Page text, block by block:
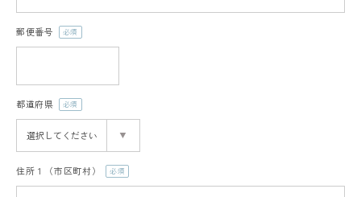
郵便番号
(必
都道府県
(必
須)
住所１（市区町村）
(必